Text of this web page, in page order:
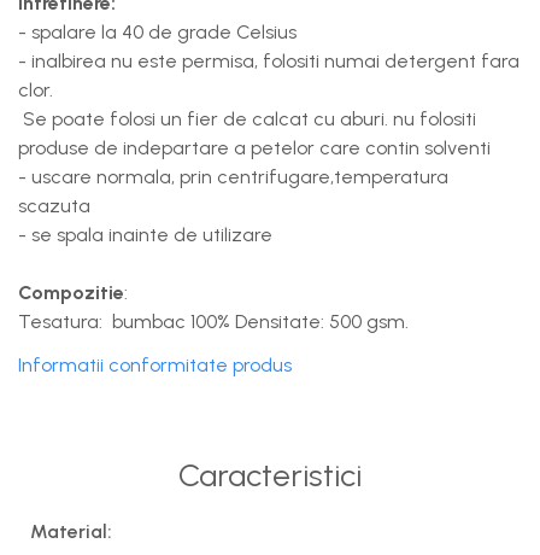
- spalare la 40 de grade Celsius
- inalbirea nu este permisa, folositi numai detergent fara
clor.
Se poate folosi un fier de calcat cu aburi. nu folositi
produse de indepartare a petelor care contin solventi
- uscare normala, prin centrifugare,temperatura
scazuta
- se spala inainte de utilizare
Compozitie:
Tesatura: bumbac 100% Densitate: 500 gsm.
Informatii conformitate produs
Caracteristici
Material: